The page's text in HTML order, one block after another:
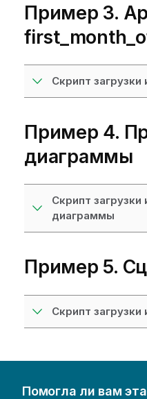
Пример 3.
Скрипт загрузки
Пример 4.
диаграммы
Скрипт
диаграммы
Пример 5.
Скрипт загрузки
Помогла ли вам